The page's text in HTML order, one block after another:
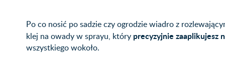
Po co nosić po sadzie czy ogrodzie wiadro z
klej na owady w sprayu, który precyzyjnie zaaplikujesz
wszystkiego wokoło.